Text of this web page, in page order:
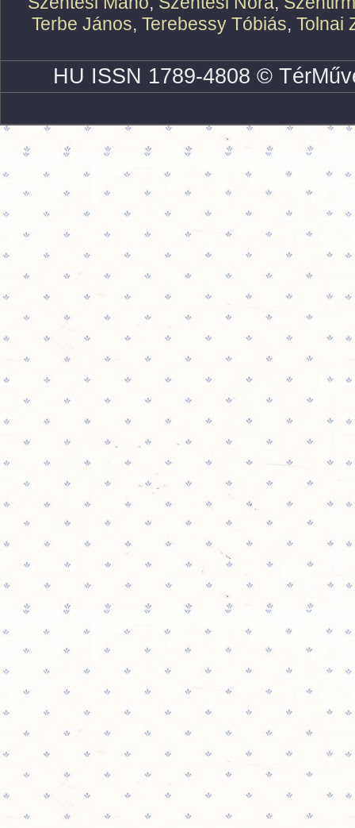
Terbe János, Terebessy Tóbiás, Tolnai
HU ISSN 1789-4808 ©